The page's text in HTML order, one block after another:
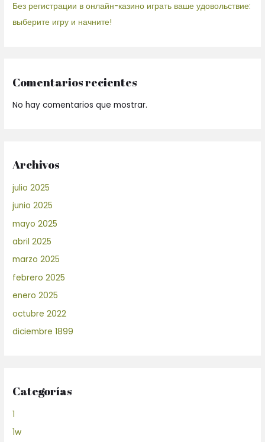
Без регистрации в онлайн-казино играть ваше удовольствие:
выберите игру и начните!
Comentarios recientes
No hay comentarios que mostrar.
Archivos
julio 2025
junio 2025
mayo 2025
abril 2025
marzo 2025
febrero 2025
enero 2025
octubre 2022
diciembre 1899
Categorías
1
1w